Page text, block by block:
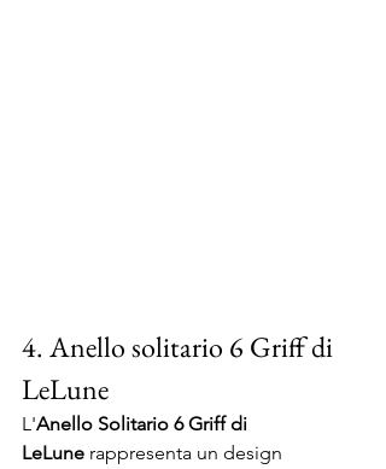
4. Anello solitario 6 Griff di
LeLune
L'Anello Solitario 6 Griff di
LeLune rappresenta un design